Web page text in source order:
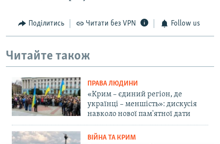
Поділитись Читати без VPN Follow us
Читайте також
ПРАВА ЛЮДИНИ
«Крим – єдиний регіон, де
українці – меншість»: дискусія
навколо нової пам'ятної дати
ВІЙНА ТА КРИМ